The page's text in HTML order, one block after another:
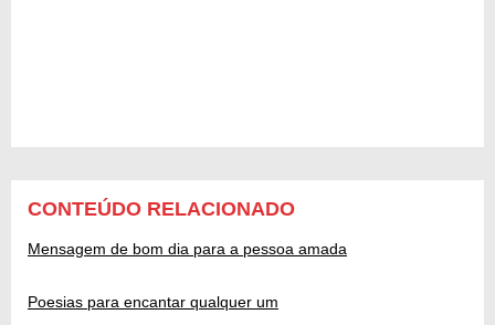
CONTEÚDO RELACIONADO
Mensagem de bom dia para a pessoa amada
Poesias para encantar qualquer um